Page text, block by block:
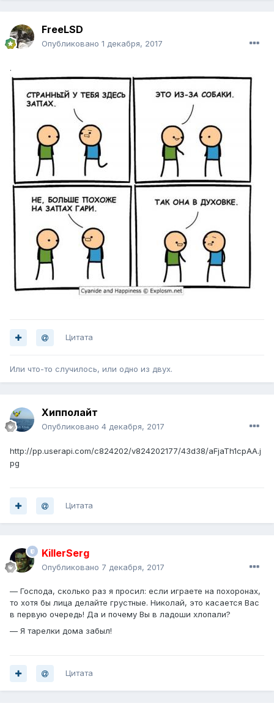
FreeLSD
Опубликовано 1 декабря, 2017
.
Цитата
Или что-то случилось, или одно из двух.
Хипполайт
Опубликовано 4 декабря, 2017
http://pp.userapi.com/c824202/v824202177/43d38/aFjaTh1cpAA.j
pg
Цитата
KillerSerg
Опубликовано 7 декабря, 2017
— Господа, сколько раз я просил: если играете на похоронах,
то хотя бы лица делайте грустные. Николай, это касается Вас
в первую очередь! Да и почему Вы в ладоши хлопали?
— Я тарелки дома забыл!
Цитата